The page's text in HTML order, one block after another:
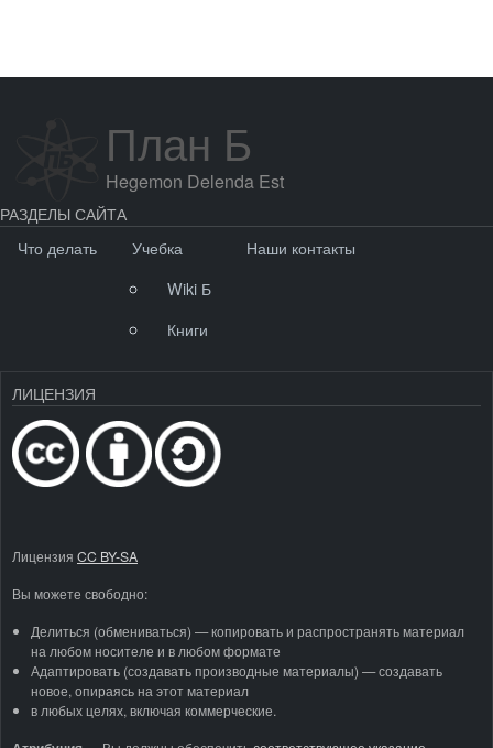
План Б
Hegemon Delenda Est
РАЗДЕЛЫ САЙТА
Что делать
Учебка
Wiki Б
Книги
Наши контакты
ЛИЦЕНЗИЯ
Лицензия CC BY-SA
Вы можете свободно:
Делиться (обмениваться) — копировать и распространять материал
на любом носителе и в любом формате
Адаптировать (создавать производные материалы) — создавать
новое, опираясь на этот материал
в любых целях, включая коммерческие.